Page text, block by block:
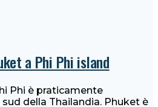
a Phi Phi island
Phi è praticamente
della Thailandia. Phuket è